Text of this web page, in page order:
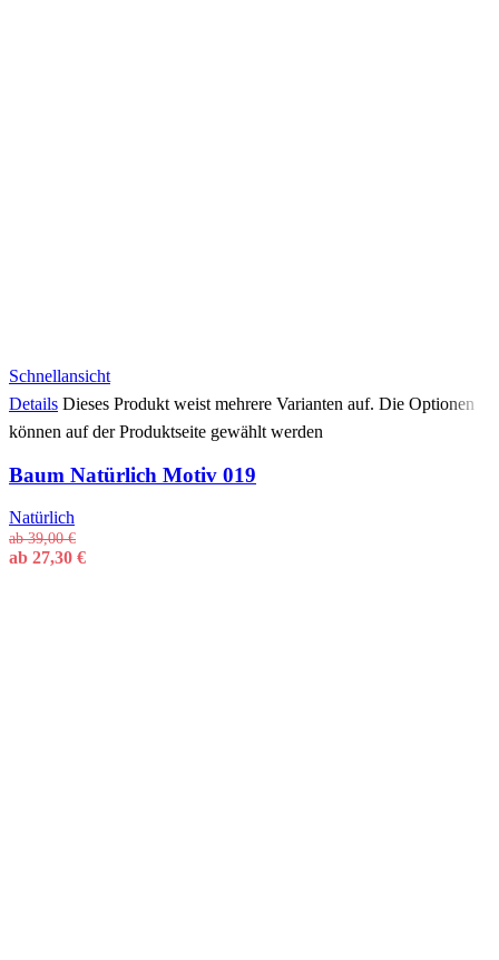
Schnellansicht
Details Dieses Produkt weist mehrere Varianten auf. Die Optionen
können auf der Produktseite gewählt werden
Baum Natürlich Motiv 019
Natürlich
ab39,00€
ab 27,30 €